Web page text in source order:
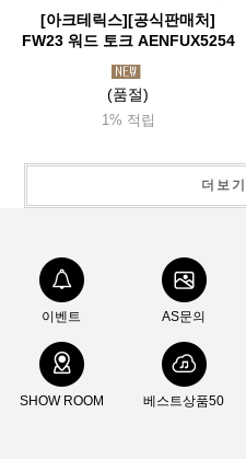
[아크테릭스][공식판매처]
FW23 워드 토크 AENFUX5254
(품절)
1% 적립
더보기
이벤트 AS문의
SHOW ROOM 베스트상품50